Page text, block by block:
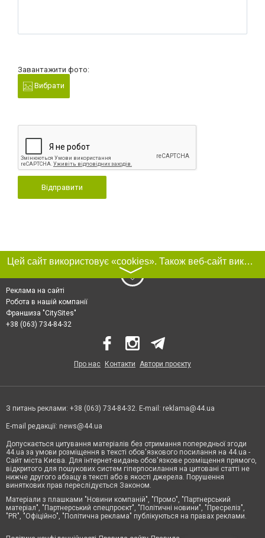
Завантажити фото:
Вибрати
Відправити
Цей сайт використовує «cookies». Також веб-сайт використовує інтернет-сервіс для збору технічних даних стосовно відвідувачів з метою отримання маркетингової та статистичної інформації. Умови обробки даних відвідувачів сайту див.
〉
Реклама на сайті
Робота в нашій компанії
Франшиза "CitySites"
+38 (063) 734-84-32
Про нас Контакти Автори проєкту
З питань реклами: +38 (063) 734-84-32. E-mail: reklama@44.ua
E-mail редакції: news@44.ua
Допускається цитування матеріалів без отримання попередньої згоди
44.ua за умови розміщення в тексті обов'язкового посилання на 44.ua -
Сайт міста Києва. Для інтернет-видань обов'язкове розміщення прямого,
відкритого для пошукових систем гіперпосилання на цитовані статті не
нижче другого абзацу в тексті або в якості джерела. Порушення
виняткових прав переслідується Законом.
Матеріали з плашками "Новини компаній", "Промо", "Партнерський
матеріал", "Партнерський спецпроєкт", "Політичні новини", "Пресреліз",
"PR", "Офіційно", "Політична реклама" публікуються на правах реклами.